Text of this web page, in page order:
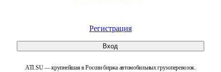
Регистрация
Вход
ATI.SU — крупнейшая в России биржа автомобильных грузоперевозок.